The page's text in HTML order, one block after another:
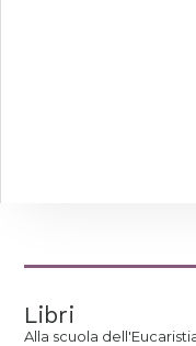
Libri
Alla scuola